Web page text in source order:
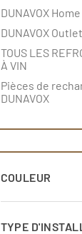
DUNAVOX Home
DUNAVOX Outlet
TOUS LES
À VIN
Pièces de
DUNAVOX
COULEUR
TYPE